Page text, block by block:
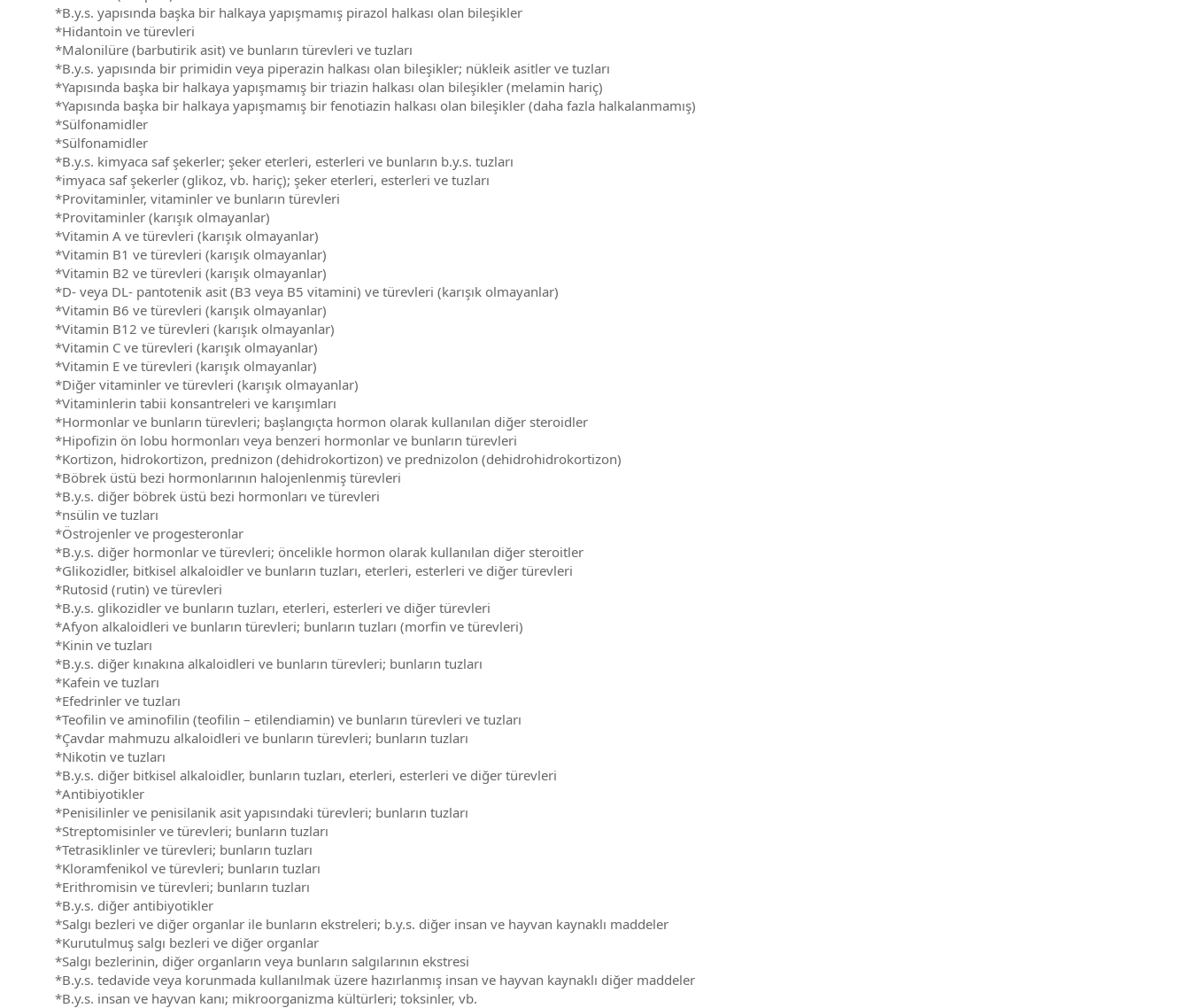
*B.y.s. yapısında başka bir halkaya yapışmamış pirazol halkası olan bileşikler
*Hidantoin ve türevleri
*Malonilüre (barbutirik asit) ve bunların türevleri ve tuzları
*B.y.s. yapısında bir primidin veya piperazin halkası olan bileşikler; nükleik asitler ve tuzları
*Yapısında başka bir halkaya yapışmamış bir triazin halkası olan bileşikler (melamin hariç)
*Yapısında başka bir halkaya yapışmamış bir fenotiazin halkası olan bileşikler (daha fazla halkalanmamış)
*Sülfonamidler
*Sülfonamidler
*B.y.s. kimyaca saf şekerler; şeker eterleri, esterleri ve bunların b.y.s. tuzları
*imyaca saf şekerler (glikoz, vb. hariç); şeker eterleri, esterleri ve tuzları
*Provitaminler, vitaminler ve bunların türevleri
*Provitaminler (karışık olmayanlar)
*Vitamin A ve türevleri (karışık olmayanlar)
*Vitamin B1 ve türevleri (karışık olmayanlar)
*Vitamin B2 ve türevleri (karışık olmayanlar)
*D- veya DL- pantotenik asit (B3 veya B5 vitamini) ve türevleri (karışık olmayanlar)
*Vitamin B6 ve türevleri (karışık olmayanlar)
*Vitamin B12 ve türevleri (karışık olmayanlar)
*Vitamin C ve türevleri (karışık olmayanlar)
*Vitamin E ve türevleri (karışık olmayanlar)
*Diğer vitaminler ve türevleri (karışık olmayanlar)
*Vitaminlerin tabii konsantreleri ve karışımları
*Hormonlar ve bunların türevleri; başlangıçta hormon olarak kullanılan diğer steroidler
*Hipofizin ön lobu hormonları veya benzeri hormonlar ve bunların türevleri
*Kortizon, hidrokortizon, prednizon (dehidrokortizon) ve prednizolon (dehidrohidrokortizon)
*Böbrek üstü bezi hormonlarının halojenlenmiş türevleri
*B.y.s. diğer böbrek üstü bezi hormonları ve türevleri
*nsülin ve tuzları
*Östrojenler ve progesteronlar
*B.y.s. diğer hormonlar ve türevleri; öncelikle hormon olarak kullanılan diğer steroitler
*Glikozidler, bitkisel alkaloidler ve bunların tuzları, eterleri, esterleri ve diğer türevleri
*Rutosid (rutin) ve türevleri
*B.y.s. glikozidler ve bunların tuzları, eterleri, esterleri ve diğer türevleri
*Afyon alkaloidleri ve bunların türevleri; bunların tuzları (morfin ve türevleri)
*Kinin ve tuzları
*B.y.s. diğer kınakına alkaloidleri ve bunların türevleri; bunların tuzları
*Kafein ve tuzları
*Efedrinler ve tuzları
*Teofilin ve aminofilin (teofilin – etilendiamin) ve bunların türevleri ve tuzları
*Çavdar mahmuzu alkaloidleri ve bunların türevleri; bunların tuzları
*Nikotin ve tuzları
*B.y.s. diğer bitkisel alkaloidler, bunların tuzları, eterleri, esterleri ve diğer türevleri
*Antibiyotikler
*Penisilinler ve penisilanik asit yapısındaki türevleri; bunların tuzları
*Streptomisinler ve türevleri; bunların tuzları
*Tetrasiklinler ve türevleri; bunların tuzları
*Kloramfenikol ve türevleri; bunların tuzları
*Erithromisin ve türevleri; bunların tuzları
*B.y.s. diğer antibiyotikler
*Salgı bezleri ve diğer organlar ile bunların ekstreleri; b.y.s. diğer insan ve hayvan kaynaklı maddeler
*Kurutulmuş salgı bezleri ve diğer organlar
*Salgı bezlerinin, diğer organların veya bunların salgılarının ekstresi
*B.y.s. tedavide veya korunmada kullanılmak üzere hazırlanmış insan ve hayvan kaynaklı diğer maddeler
*B.y.s. insan ve hayvan kanı; mikroorganizma kültürleri; toksinler, vb.